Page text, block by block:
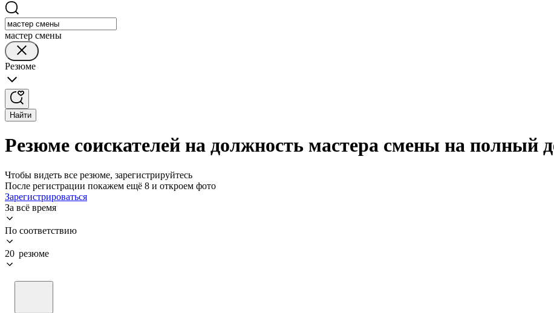
мастер смены
Резюме
Найти
Резюме соискателей на должность мастера смены на полный
Чтобы видеть все резюме, зарегистрируйтесь
После регистрации покажем ещё 8 и откроем фото
Зарегистрироваться
За всё время
По соответствию
20 резюме